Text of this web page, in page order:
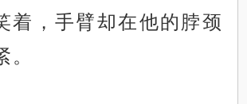
着，手臂却在他的脖颈
。